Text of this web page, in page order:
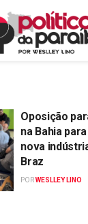
Oposição
na Bahia
nova
Braz
PORWESLLEY LINO